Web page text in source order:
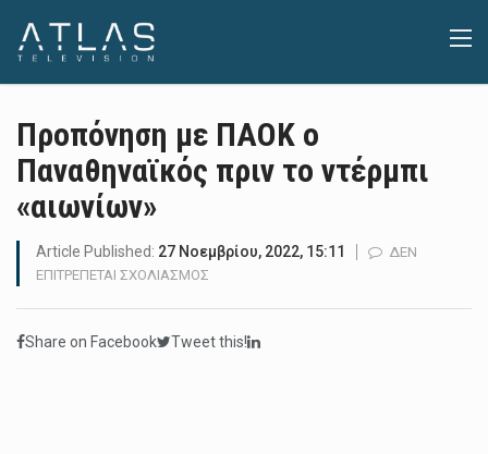
Προπόνηση με ΠΑΟΚ ο
Παναθηναϊκός πριν το ντέρμπι
«αιωνίων»
Article Published: 27 Νοεμβρίου, 2022, 15:11
ΔΕΝ
ΕΠΙΤΡΈΠΕΤΑΙ ΣΧΟΛΙΑΣΜΌΣ
ΠΑΟΚ
Share on Facebook Tweet this!